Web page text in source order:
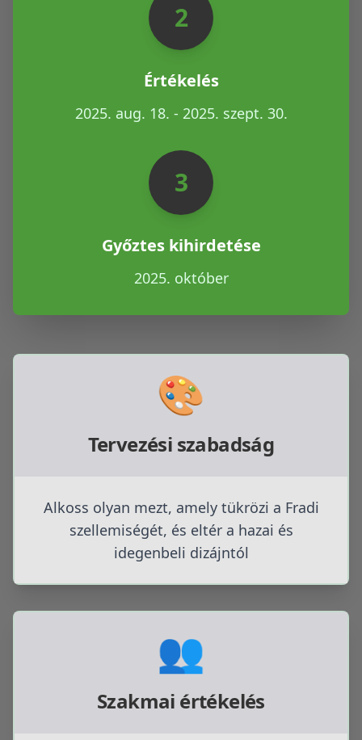
2
Értékelés
2025. aug. 18. - 2025. szept. 30.
3
Győztes kihirdetése
2025. október
🎨
Tervezési szabadság
Alkoss olyan mezt, amely tükrözi a Fradi
szellemiségét, és eltér a hazai és
idegenbeli dizájntól
👥
Szakmai értékelés